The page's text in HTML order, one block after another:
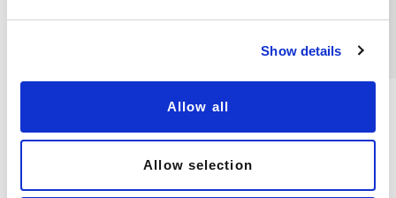
Show details
Allow all
Allow selection
10 kr
SILKETRIKÅ
90 kr